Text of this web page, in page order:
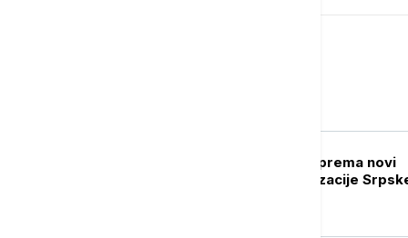
Drecun: Priština sprema novi
pokušaj marginalizacije